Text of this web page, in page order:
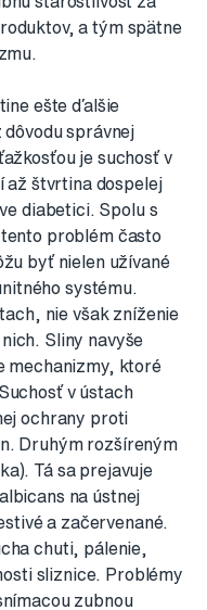
a tým spätne
ešte ďalšie
správnej
je suchosť v
až štvrtina dospelej
diabetici. Spolu s
problém často
byť nielen užívané
systému.
nie však zníženie
Sliny navyše
mechanizmy, ktoré
v ústach
ochrany proti
Druhým rozšíreným
Tá sa prejavuje
na ústnej
a začervenané.
chuti, pálenie,
sliznice. Problémy
zubnou